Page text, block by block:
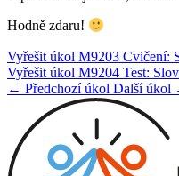
Hodně zdaru!
Vyřešit úkol M9203 Cvičení:
Vyřešit úkol M9204 Test:
← Předchozí úkol Další úkol